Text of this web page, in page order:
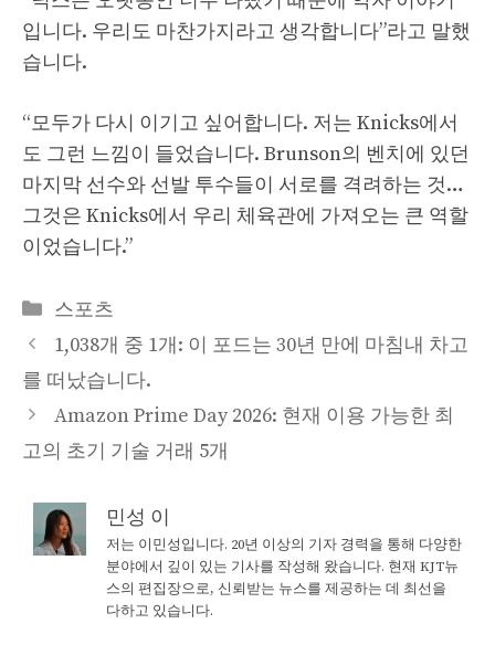
입니다. 우리도 마찬가지라고 생각합니다”라고 말했
습니다.
“모두가 다시 이기고 싶어합니다. 저는 Knicks에서
도 그런 느낌이 들었습니다. Brunson의 벤치에 있던
마지막 선수와 선발 투수들이 서로를 격려하는 것…
그것은 Knicks에서 우리 체육관에 가져오는 큰 역할
이었습니다.”
Categories
스포츠
1,038개 중 1개: 이 포드는 30년 만에 마침내 차고
를 떠났습니다.
Amazon Prime Day 2026: 현재 이용 가능한 최
고의 초기 기술 거래 5개
민성 이
저는 이민성입니다. 20년 이상의 기자 경력을 통해 다양한
분야에서 깊이 있는 기사를 작성해 왔습니다. 현재 KJT뉴
스의 편집장으로, 신뢰받는 뉴스를 제공하는 데 최선을
다하고 있습니다.